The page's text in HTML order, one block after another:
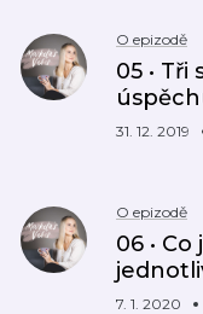
O epizodě
05 •
31. 12. 2019
O epizodě
06 •
7. 1. 2020